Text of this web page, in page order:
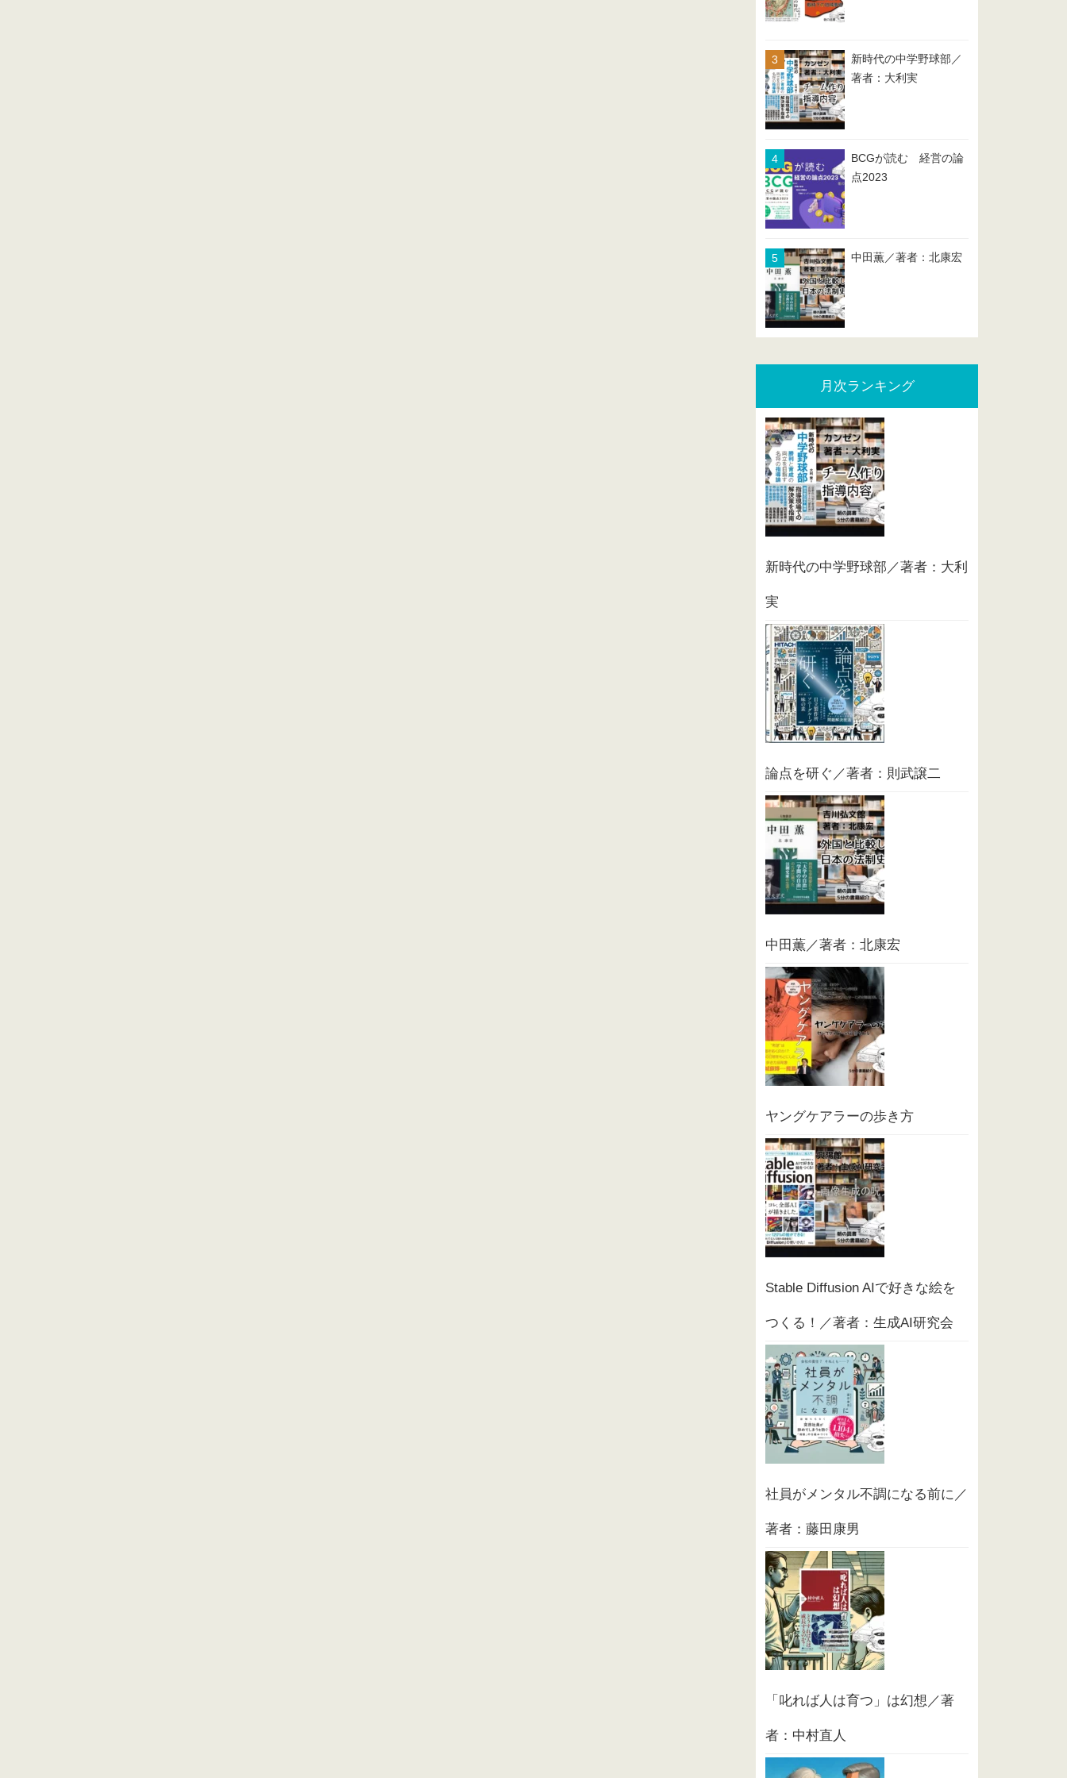
新時代の中学野球部／
著者：大利実
BCGが読む 経営の論
点2023
中田薫／著者：北康宏
月次ランキング
新時代の中学野球部／著者：大利
実
論点を研ぐ／著者：則武譲二
中田薫／著者：北康宏
ヤングケアラーの歩き方
Stable Diffusion AIで好きな絵を
つくる！／著者：生成AI研究会
社員がメンタル不調になる前に／
著者：藤田康男
「叱れば人は育つ」は幻想／著
者：中村直人